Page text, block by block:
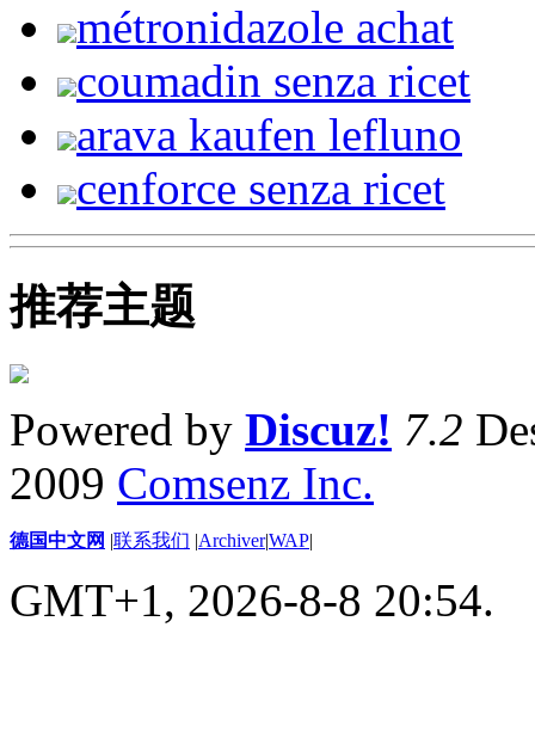
métronidazole achat
coumadin senza ricet
arava kaufen lefluno
cenforce senza ricet
推荐主题
Powered by Discuz! 7.2
2009 Comsenz Inc.
德国中文网 |联系我们 |Archiver|WAP|
GMT+1, 2026-8-8 20:54.